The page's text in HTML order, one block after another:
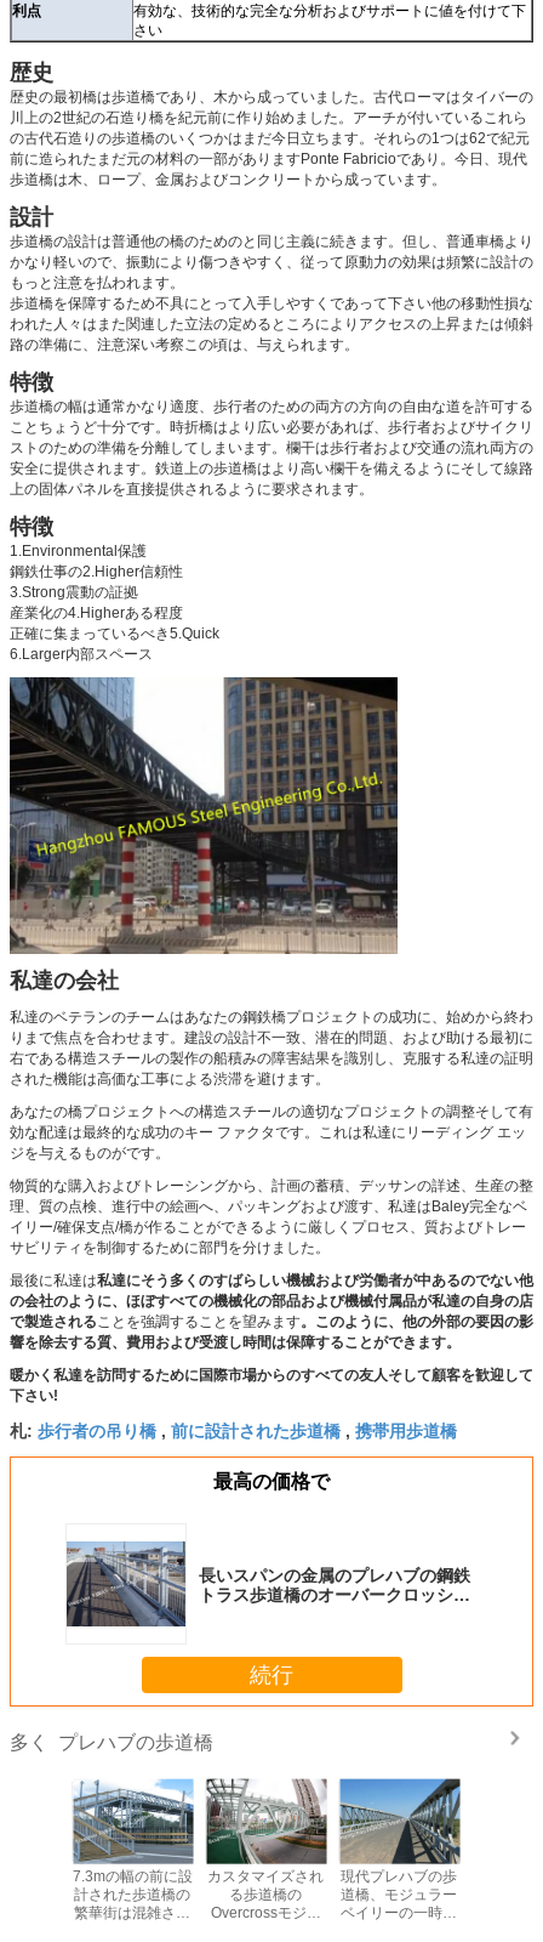
利点
有効な、技術的な完全な分析およびサポートに値を付けて下
さい
歴史
歴史の最初橋は歩道橋であり、木から成っていました。古代ローマはタイバーの
川上の2世紀の石造り橋を紀元前に作り始めました。アーチが付いているこれら
の古代石造りの歩道橋のいくつかはまだ今日立ちます。それらの1つは62で紀元
前に造られたまだ元の材料の一部がありますPonte Fabricioであり。今日、現代
歩道橋は木、ロープ、金属およびコンクリートから成っています。
設計
歩道橋の設計は普通他の橋のためのと同じ主義に続きます。但し、普通車橋より
かなり軽いので、振動により傷つきやすく、従って原動力の効果は頻繁に設計の
もっと注意を払われます。
歩道橋を保障するため不具にとって入手しやすくであって下さい他の移動性損な
われた人々はまた関連した立法の定めるところによりアクセスの上昇または傾斜
路の準備に、注意深い考察この頃は、与えられます。
特徴
歩道橋の幅は通常かなり適度、歩行者のための両方の方向の自由な道を許可する
ことちょうど十分です。時折橋はより広い必要があれば、歩行者およびサイクリ
ストのための準備を分離してしまいます。欄干は歩行者および交通の流れ両方の
安全に提供されます。鉄道上の歩道橋はより高い欄干を備えるようにそして線路
上の固体パネルを直接提供されるように要求されます。
特徴
1.Environmental保護
鋼鉄仕事の2.Higher信頼性
3.Strong震動の証拠
産業化の4.Higherある程度
正確に集まっているべき5.Quick
6.Larger内部スペース
私達の会社
私達のベテランのチームはあなたの鋼鉄橋プロジェクトの成功に、始めから終わ
りまで焦点を合わせます。建設の設計不一致、潜在的問題、および助ける最初に
右である構造スチールの製作の船積みの障害結果を識別し、克服する私達の証明
された機能は高価な工事による渋滞を避けます。
あなたの橋プロジェクトへの構造スチールの適切なプロジェクトの調整そして有
効な配達は最終的な成功のキー ファクタです。これは私達にリーディング エッ
ジを与えるものがです。
物質的な購入およびトレーシングから、計画の蓄積、デッサンの詳述、生産の整
理、質の点検、進行中の絵画へ、パッキングおよび渡す、私達はBaley完全なベ
イリー/確保支点/橋が作ることができるように厳しくプロセス、質およびトレー
サビリティを制御するために部門を分けました。
最後に私達は私達にそう多くのすばらしい機械および労働者が中あるのでない他
の会社のように、ほぼすべての機械化の部品および機械付属品が私達の自身の店
で製造されることを強調することを望みます。このように、他の外部の要因の影
響を除去する質、費用および受渡し時間は保障することができます。
暖かく私達を訪問するために国際市場からのすべての友人そして顧客を歓迎して
下さい!
札: 歩行者の吊り橋 , 前に設計された歩道橋 , 携帯用歩道橋
最高の価格で
長いスパンの金属のプレハブの鋼鉄
トラス歩道橋のオーバークロッシン
続行
多く プレハブの歩道橋
7.3mの幅の前に設
計された歩道橋の
繁華街は混雑させ
カスタマイズされ
る歩道橋の
Overcrossモジュ
現代プレハブの歩
道橋、モジュラー
ベイリーの一時的